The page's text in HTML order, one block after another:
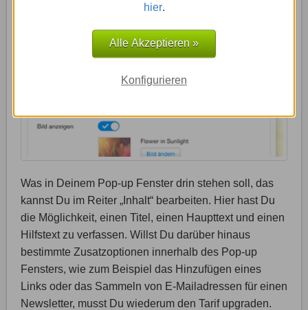
hier.
Alle Akzeptieren »
Konfigurieren
Was in Deinem Pop-up Fenster drin stehen soll, das
kannst Du im Reiter „Inhalt“ bearbeiten. Hier hast Du
die Möglichkeit, einen Titel, einen Haupttext und einen
Hilfstext zu verfassen. Willst Du darüber hinaus
bestimmte Zusatzoptionen innerhalb des Pop-up
Fensters, wie zum Beispiel das Hinzufügen eines
Links oder das Sammeln von E-Mailadressen für einen
Newsletter, musst Du wiederum den Tarif upgraden.